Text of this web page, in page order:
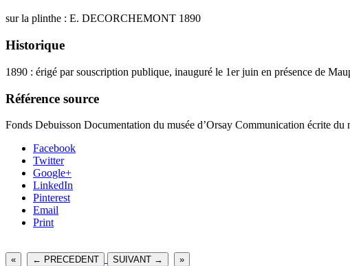
sur la plinthe : E. DECORCHEMONT 1890
Historique
1890 : érigé par souscription publique, inauguré le 1er juin en présence de
Référence source
Fonds Debuisson Documentation du musée d’Orsay Communication écrite du
Facebook
Twitter
Google+
LinkedIn
Pinterest
Email
Print
« ← PRECEDENT SUIVANT → »